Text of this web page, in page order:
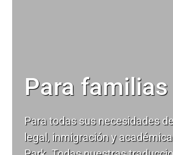
Para familias
Para todas sus necesidades
legal, inmigración y